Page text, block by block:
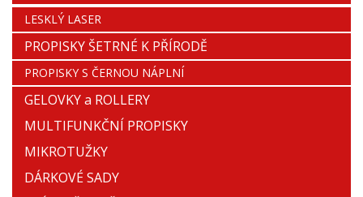
LESKLÝ LASER
PROPISKY ŠETRNÉ K PŘÍRODĚ
PROPISKY S ČERNOU NÁPLNÍ
GELOVKY a ROLLERY
MULTIFUNKČNÍ PROPISKY
MIKROTUŽKY
DÁRKOVÉ SADY